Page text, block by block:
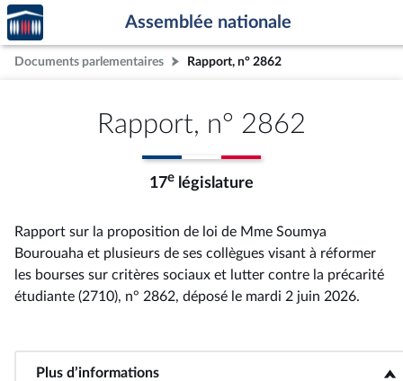
Aller au contenu
Aller en bas de la page
Accèder
à la
page
d'accueil
Assemblée nationale
Documents parlementaires Rapport, n° 2862
Rapport, n° 2862
17e législature
Rapport sur la proposition de loi de Mme Soumya
Bourouaha et plusieurs de ses collègues visant à réformer
les bourses sur critères sociaux et lutter contre la précarité
étudiante (2710), n° 2862, déposé le mardi 2 juin 2026.
Plus d’informations<b>Plus d’informations</b>